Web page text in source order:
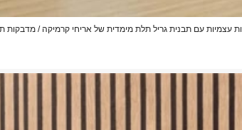
עצמיות עם תבנית גריל תלת מימדית של אריחי קרמיקה /
ניתן להשתמש בהם לסלון, מטבח, דלת תא מטען, חדר אמבטיה,